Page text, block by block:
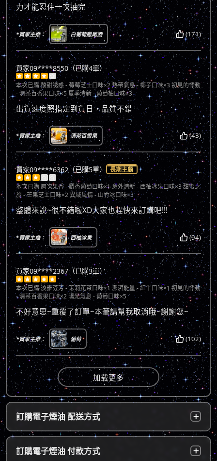
力才能忍住一次抽完
*買家主推： 白葡萄雞尾酒 (171)
買家09****8550（已購4單）
    
本次已購酸甜誘惑 - 莓莓芝士口味×2 熱帶氣息 - 椰子口味×3 初見的悸動
- 清茶百香果口味×5 夏季清新 - 葡萄柚口味×3
出貨速度照指定到貨日，品質不錯
*買家主推： 清茶百香果 (43)
買家09****6362（已購5單） 長期主顧
    
本次已購 層次果香 - 麝香葡萄口味×1 意外清新 - 西柚冰泉口味×3 甜蜜之
旅 - 芒果芝士口味×2 異域風情 - 山竹冰口味×3
整體來說~很不錯啦XD大家也趕快來訂購吧!!!
*買家主推： 西柚冰泉 (94)
買家09****2367（已購3單）
    
本次已購淡雅芬芳 - 茉莉花茶口味×1 澎湃能量 - 紅牛口味×1 初見的悸動
- 清茶百香果口味×2 陽光氣息 - 葡萄口味×5
不好意思~重覆了訂單~本筆請幫我取消哦~謝謝您~
*買家主推： 葡萄 (102)
加载更多
訂購電子煙油 配送方式
台灣本島：
a. 黑貓宅配：訂單成立後，24小時內寄出，2
～5個工作天內可送達指定地址。
訂購電子煙油 付款方式